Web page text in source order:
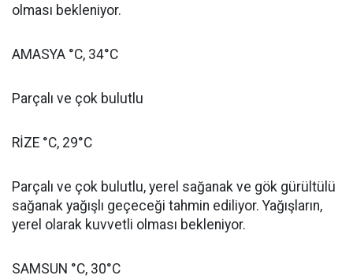
olması bekleniyor.
AMASYA °C, 34°C
Parçalı ve çok bulutlu
RİZE °C, 29°C
Parçalı ve çok bulutlu, yerel sağanak ve gök gürültülü
sağanak yağışlı geçeceği tahmin ediliyor. Yağışların,
yerel olarak kuvvetli olması bekleniyor.
SAMSUN °C, 30°C